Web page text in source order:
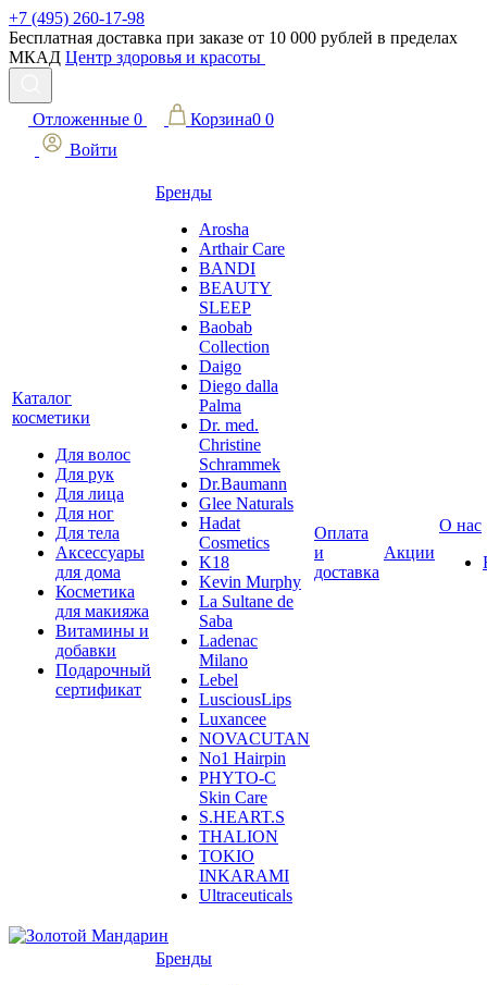
+7 (495) 260-17-98
Бесплатная доставка при заказе от 10 000 рублей в пределах
МКАД Центр здоровья и красоты
Отложенные 0 Корзина0 0
Войти
Каталог
косметики
Для волос
Для рук
Для лица
Для ног
Для тела
Аксессуары
для дома
Косметика
для макияжа
Витамины и
добавки
Подарочный
сертификат
Бренды
Arosha
Arthair Care
BANDI
BEAUTY
SLEEP
Baobab
Collection
Daigo
Diego dalla
Palma
Dr. med.
Christine
Schrammek
Dr.Baumann
Glee Naturals
Hadat
Cosmetics
K18
Kevin Murphy
La Sultane de
Saba
Ladenac
Milano
Lebel
LusciousLips
Luxancee
NOVACUTAN
No1 Hairpin
PHYTO-C
Skin Care
S.HEART.S
THALION
TOKIO
INKARAMI
Ultraceuticals
Оплата
и
доставка
Акции
О нас
Бренды